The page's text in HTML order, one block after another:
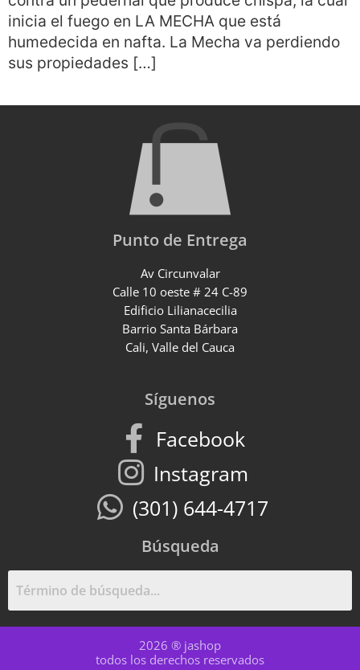
inicia el fuego en LA MECHA que está
humedecida en nafta. La Mecha va perdiendo
sus propiedades […]
Punto de Entrega
Av Circunvalar
Calle 10 oeste # 24 C-89
Edificio Lilianacecilia
Barrio Santa Bárbara
Cali, Valle del Cauca
Síguenos
Facebook
Instagram
(301) 644-4717
Búsqueda
2026 ® jashop
todos los derechos reservados